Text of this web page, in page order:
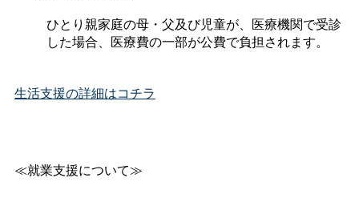
ひとり親家庭の母・父及び児童が、医療機関で受診
した場合、医療費の一部が公費で負担されます。
生活支援の詳細はコチラ
≪就業支援について≫